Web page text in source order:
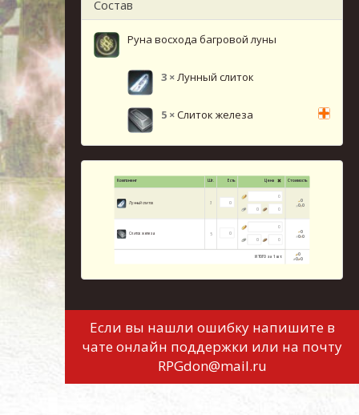
Состав
Руна восхода багровой луны
3 ×Лунный слиток
5 ×Слиток железа
Если вы нашли ошибку напишите в
чате онлайн поддержки или на почту
RPGdon@mail.ru